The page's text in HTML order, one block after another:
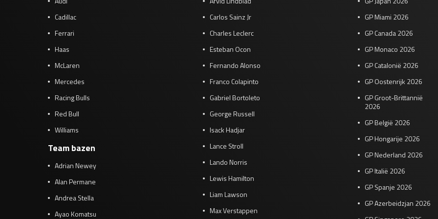
Cadillac
Ferrari
Haas
McLaren
Mercedes
Racing Bulls
Red Bull
Williams
Team bazen
Adrian Newey
Alan Permane
Andrea Stella
Ayao Komatsu
Carlos Sainz Jr
Charles Leclerc
Esteban Ocon
Fernando Alonso
Franco Colapinto
Gabriel Bortoleto
George Russell
Isack Hadjar
Lance Stroll
Lando Norris
Lewis Hamilton
Liam Lawson
Max Verstappen
GP Miami 2026
GP Canada 2026
GP Monaco 2026
GP Catalonië 2026
GP Oostenrijk 2026
GP Groot-Brittannië
2026
GP België 2026
GP Hongarije 2026
GP Nederland 2026
GP Italië 2026
GP Spanje 2026
GP Azerbeidzjan 2026